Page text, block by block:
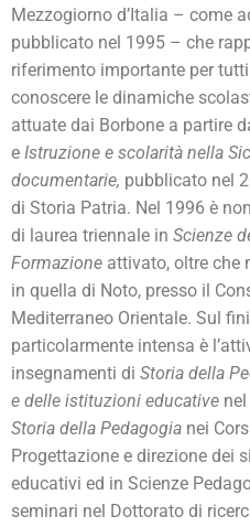
Mezzogiorno d’Italia – come
pubblicato nel 1995 – che
riferimento importante per
conoscere le dinamiche
attuate dai Borbone a partire
e Istruzione e scolarità nella
documentarie, pubblicato nel
di Storia Patria. Nel 1996 è
di laurea triennale in Scienze
Formazione attivato, oltre che
in quella di Noto, presso il
Mediterraneo Orientale. Sul
particolarmente intensa è
insegnamenti di Storia della
e delle istituzioni educative
Storia della Pedagogia nei
Progettazione e direzione dei
educativi ed in Scienze
seminari nel Dottorato di